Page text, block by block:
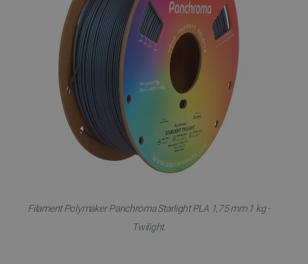
Filament Polymaker Panchroma Starlight PLA 1,75 mm 1 kg -
Twilight.